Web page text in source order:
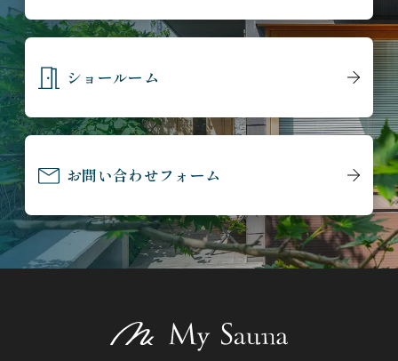
ショールーム
お問い合わせフォーム